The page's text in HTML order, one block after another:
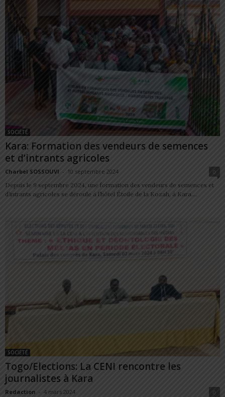
SOCIÉTÉ
Kara: Formation des vendeurs de semences
et d’intrants agricoles
Charbel SOSSOUVI - 10 septembre 2024
0
Depuis le 9 septembre 2024, une formation des vendeurs de semences et
d’intrants agricoles se déroule à l’hôtel Étoile de la Kozah, à Kara....
SOCIÉTÉ
Togo/Elections: La CENI rencontre les
journalistes à Kara
Redaction - 4 mars 2024
0